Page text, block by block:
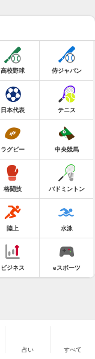
高校野球 侍ジャパン
日本代表 テニス
ラグビー 中央競馬
格闘技 バドミントン
陸上 水泳
ビジネス eスポーツ
占い すべて